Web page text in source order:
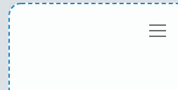
menüyü
aç